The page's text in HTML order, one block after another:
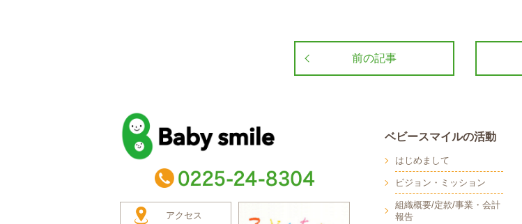
前の記事
baby smile
アクセス
ベビースマイルの活動
はじめまして
ビジョン・ミッション
組織概要/定款/事業・会計
報告